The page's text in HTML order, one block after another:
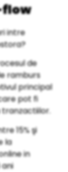
flow
intre
de
ramburs
principal
pot fi
15% şi
la
in